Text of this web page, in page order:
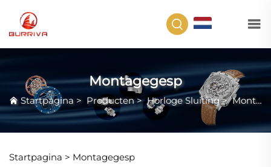
Montagegesp
Startpagina> Producten>Horloge Sluiting>Montagegesp
Startpagina > Montagegesp